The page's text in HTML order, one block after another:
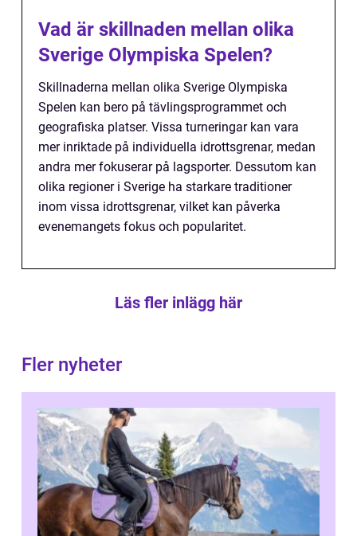
Vad är skillnaden mellan olika
Sverige Olympiska Spelen?
Skillnaderna mellan olika Sverige Olympiska
Spelen kan bero på tävlingsprogrammet och
geografiska platser. Vissa turneringar kan vara
mer inriktade på individuella idrottsgrenar, medan
andra mer fokuserar på lagsporter. Dessutom kan
olika regioner i Sverige ha starkare traditioner
inom vissa idrottsgrenar, vilket kan påverka
evenemangets fokus och popularitet.
Läs fler inlägg här
Fler nyheter